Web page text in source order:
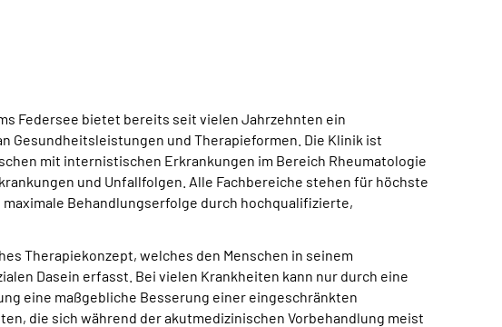
Federsee bietet bereits seit vielen Jahrzehnten ein
Gesundheitsleistungen und Therapieformen. Die Klinik ist
mit internistischen Erkrankungen im Bereich Rheumatologie
und Unfallfolgen. Alle Fachbereiche stehen für höchste
Behandlungserfolge durch hochqualifizierte,
Therapiekonzept, welches den Menschen in seinem
Dasein erfasst. Bei vielen Krankheiten kann nur durch eine
eine maßgebliche Besserung einer eingeschränkten
die sich während der akutmedizinischen Vorbehandlung meist